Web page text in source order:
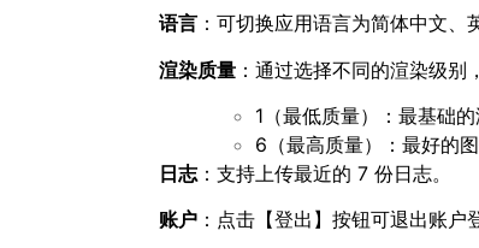
语言 ：可切换应用语言为简体中文、
渲染质量 ：通过选择不同的渲染级别
1（最低质量）：最基础
6（最高质量）：最好的
日志 ：支持上传最近的 7 份日志。
账户 ：点击【登出】按钮可退出账户